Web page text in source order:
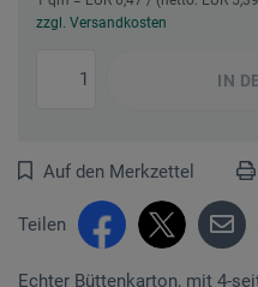
zzgl. Versandkosten
IN
Auf den Merkzettel
Teilen
Echter Büttenkarton, mit 4-